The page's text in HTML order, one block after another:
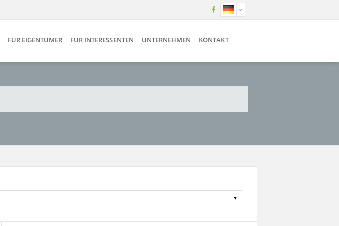
FÜR EIGENTÜMER FÜR INTERESSENTEN UNTERNEHMEN KONTAKT